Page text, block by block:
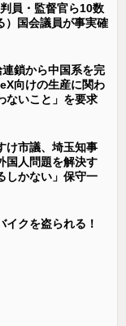
員・監督官ら10数
）国会議員が事実確
鎖から中国系を完
向けの生産に関わ
ないこと」を要求
け市議、埼玉知事
国人問題を解決す
しかない」保守一
イクを盗られる！